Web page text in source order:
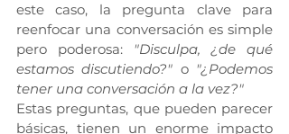
este caso, la pregunta clave para
reenfocar una conversación es simple
pero poderosa: "Disculpa, ¿de qué
estamos discutiendo?" o "¿Podemos
tener una conversación a la vez?"
Estas preguntas, que pueden parecer
básicas, tienen un enorme impacto